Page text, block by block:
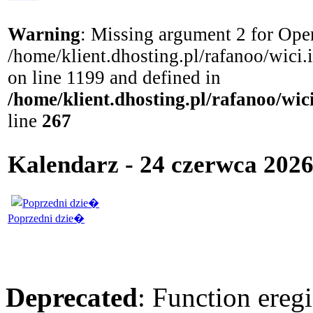
Warning: Missing argument 2 for
/home/klient.dhosting.pl/rafanoo/
on line 1199 and defined in
/home/klient.dhosting.pl/rafanoo/
line 267
Kalendarz - 24 czerwca
Poprzedni dzie�
Deprecated: Function